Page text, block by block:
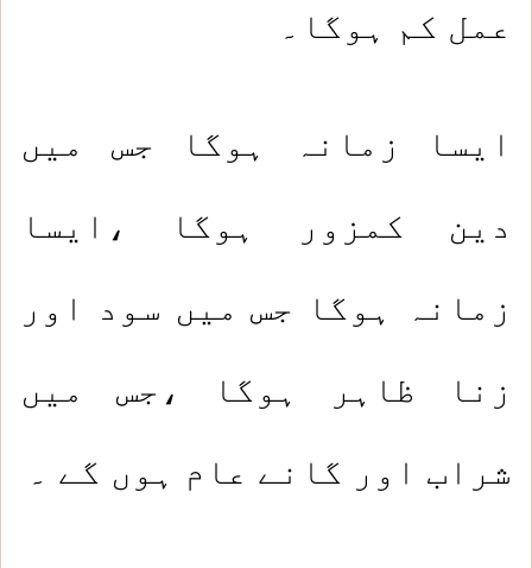
عمل کم ہوگا۔
ایسا زمانہ ہوگا جس میں
دین کمزور ہوگا ،ایسا
زمانہ ہوگا جس میں سود اور
زنا ظاہر ہوگا ،جس میں
شراب اور گانے عام ہوں گے ۔